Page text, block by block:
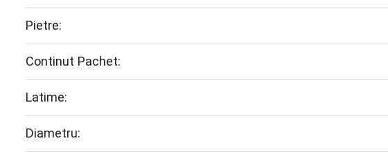
Pietre:
Continut Pachet:
Latime:
Diametru: